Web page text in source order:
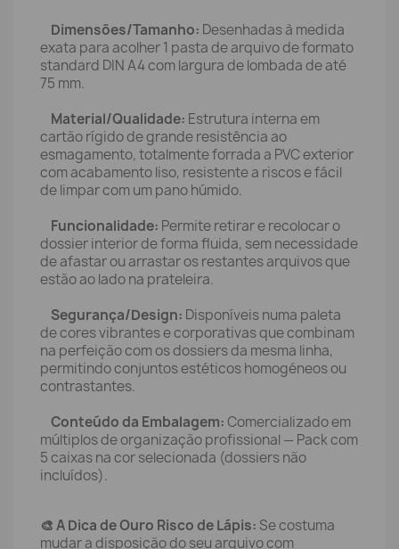
Dimensões/Tamanho: Desenhadas à medida
exata para acolher 1 pasta de arquivo de formato
standard DIN A4 com largura de lombada de até
75 mm.
Material/Qualidade: Estrutura interna em
cartão rígido de grande resistência ao
esmagamento, totalmente forrada a PVC exterior
com acabamento liso, resistente a riscos e fácil
de limpar com um pano húmido.
Funcionalidade: Permite retirar e recolocar o
dossier interior de forma fluida, sem necessidade
de afastar ou arrastar os restantes arquivos que
estão ao lado na prateleira.
Segurança/Design: Disponíveis numa paleta
de cores vibrantes e corporativas que combinam
na perfeição com os dossiers da mesma linha,
permitindo conjuntos estéticos homogéneos ou
contrastantes.
Conteúdo da Embalagem:Comercializado em
múltiplos de organização profissional — Pack com
5 caixas na cor selecionada (dossiers não
incluídos).
🎨 A Dica de Ouro Risco de Lápis: Se costuma
mudar a disposição do seu arquivo com